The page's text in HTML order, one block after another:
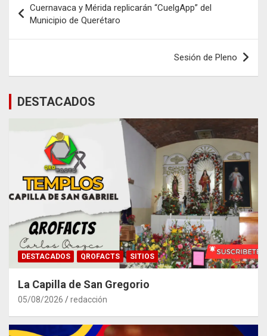
de
entradas
Cuernavaca y Mérida replicarán “CuelgApp” del
Municipio de Querétaro
Sesión de Pleno
DESTACADOS
DESTACADOS QROFACTS SITIOS
La Capilla de San Gregorio
05/08/2026 redacción